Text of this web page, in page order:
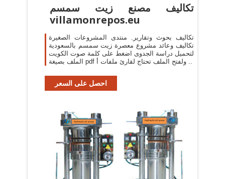
تكاليف مصنع زيت سمسم
villamonrepos.eu
تكاليف بحوث وتقارير. منتدى المشروعات الصغيرة
تكاليف وعائد مشروع معصرة زيت سمسم بالسعودية
لتحميل دراسة الجدوى اضغط على كلمة صوت الكويت
الملف بصيغة pdf ولفتح الملف تحتاج لقارئ ملفات أ ..
احصل على السعر